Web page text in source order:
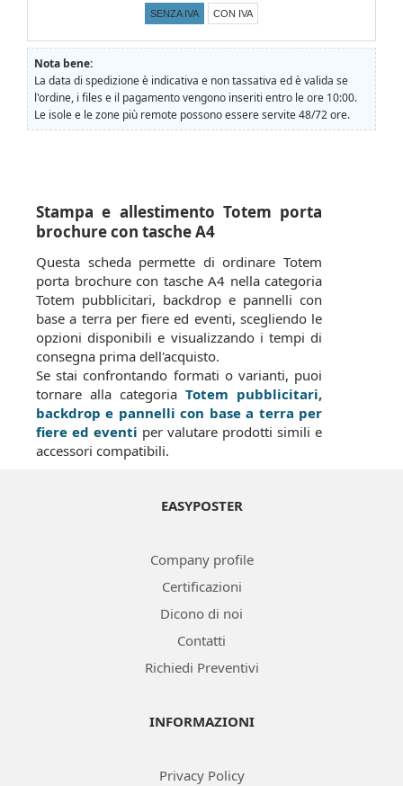
SENZA IVA CON IVA
Nota bene:
La data di spedizione è indicativa e non tassativa ed è valida se
l'ordine, i files e il pagamento vengono inseriti entro le ore 10:00.
Le isole e le zone più remote possono essere servite 48/72 ore.
Stampa e allestimento Totem porta
brochure con tasche A4
Questa scheda permette di ordinare Totem
porta brochure con tasche A4 nella categoria
Totem pubblicitari, backdrop e pannelli con
base a terra per fiere ed eventi, scegliendo le
opzioni disponibili e visualizzando i tempi di
consegna prima dell'acquisto.
Se stai confrontando formati o varianti, puoi
tornare alla categoria Totem pubblicitari,
backdrop e pannelli con base a terra per
fiere ed eventi per valutare prodotti simili e
accessori compatibili.
EASYPOSTER
Company profile
Certificazioni
Dicono di noi
Contatti
Richiedi Preventivi
INFORMAZIONI
Privacy Policy